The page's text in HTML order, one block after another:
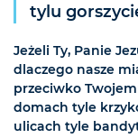
tylu
Jeżeli Ty, Panie
dlaczego nasze
przeciwko
domach tyle
ulicach tyle